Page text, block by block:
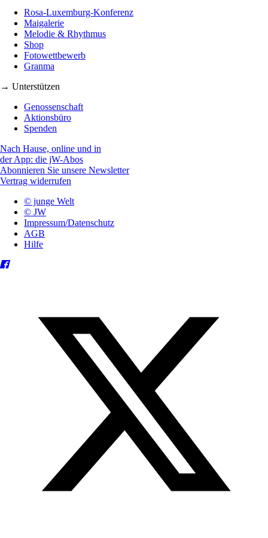
Rosa-Luxemburg-Konferenz
Maigalerie
Melodie & Rhythmus
Shop
Fotowettbewerb
Granma
→ Unterstützen
Genossenschaft
Aktionsbüro
Spenden
Nach Hause, online und in
der App: die jW-Abos
Abonnieren Sie unsere Newsletter
Vertrag widerrufen
© junge Welt
© JW
Impressum/Datenschutz
AGB
Hilfe